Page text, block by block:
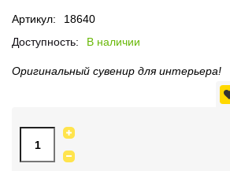
Артикул:
18640
Доступность:
В наличии
Оригинальный сувенир для интерьера!